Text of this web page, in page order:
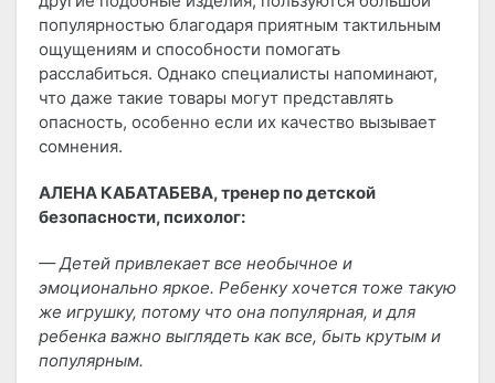
популярностью благодаря приятным тактильным
ощущениям и способности помогать
расслабиться. Однако специалисты напоминают,
что даже такие товары могут представлять
опасность, особенно если их качество вызывает
сомнения.
АЛЕНА КАБАТАБЕВА, тренер по детской
безопасности, психолог:
— Детей привлекает все необычное и
эмоционально яркое. Ребенку хочется тоже такую
же игрушку, потому что она популярная, и для
ребенка важно выглядеть как все, быть крутым и
популярным.